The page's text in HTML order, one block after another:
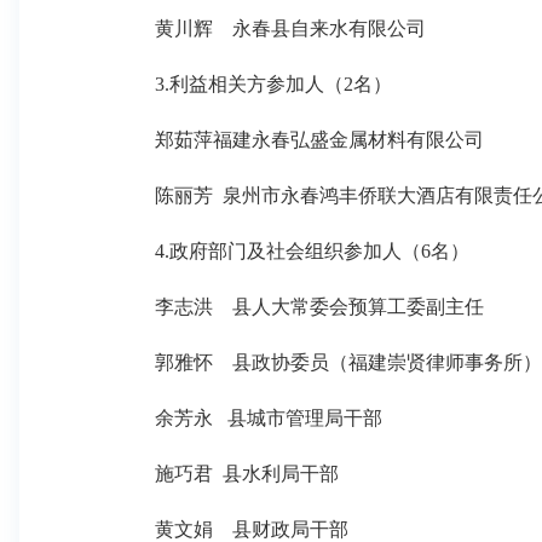
黄川辉 永春县自来水有限公司
3.利益相关方参加人（2名）
郑茹萍福建永春弘盛金属材料有限公司
陈丽芳 泉州市永春鸿丰侨联大酒店有限责任
4.政府部门及社会组织参加人（6名）
李志洪 县人大常委会预算工委副主任
郭雅怀 县政协委员（福建崇贤律师事务所）
余芳永 县城市管理局干部
施巧君 县水利局干部
黄文娟 县财政局干部